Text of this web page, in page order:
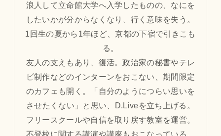
浪人して立命館大学へ入学したものの、なにを
したいかが分からなくなり、行く意味を失う。
1回生の夏から1年ほど、京都の下宿で引きこも
る。
友人の支えもあり、復活。政治家の秘書やテレ
ビ制作などのインターンをおこない、期間限定
のカフェも開く。「自分のようにつらい思いを
させたくない」と思い、D.Liveを立ち上げる。
フリースクールや自信を取り戻す教室を運営。
不登校に関する講演や講座もおこなっている。